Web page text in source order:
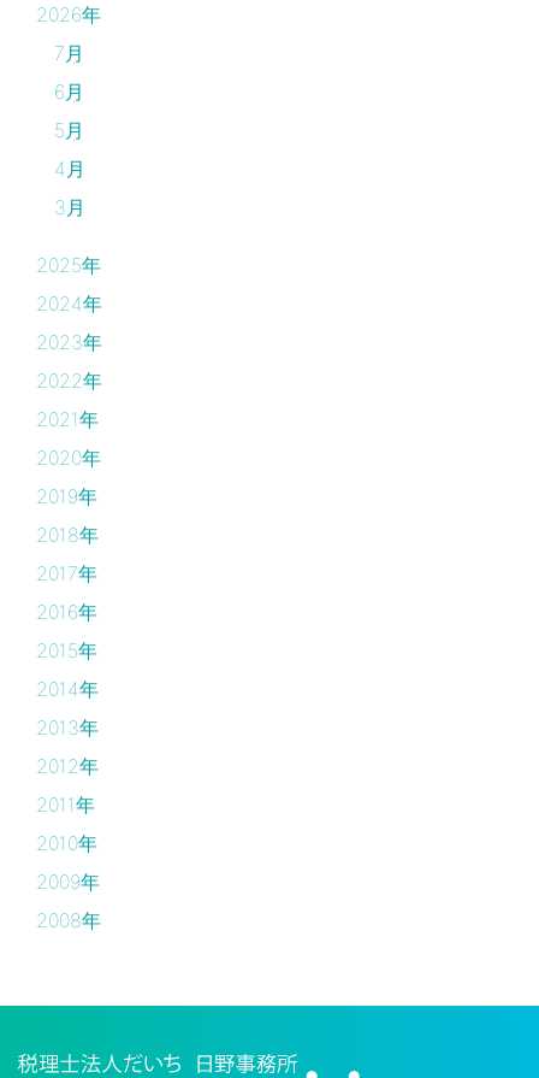
2026年
7月
6月
5月
4月
3月
2025年
2024年
2023年
2022年
2021年
2020年
2019年
2018年
2017年
2016年
2015年
2014年
2013年
2012年
2011年
2010年
2009年
2008年